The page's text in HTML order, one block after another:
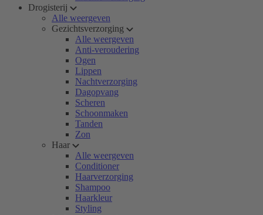
Drogisterij
Alle weergeven
Gezichtsverzorging
Alle weergeven
Anti-veroudering
Ogen
Lippen
Nachtverzorging
Dagopvang
Scheren
Schoonmaken
Tanden
Zon
Haar
Alle weergeven
Conditioner
Haarverzorging
Shampoo
Haarkleur
Styling